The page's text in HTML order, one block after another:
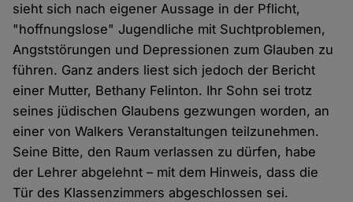
sieht sich nach eigener Aussage in der Pflicht,
"hoffnungslose" Jugendliche mit Suchtproblemen,
Angststörungen und Depressionen zum Glauben zu
führen. Ganz anders liest sich jedoch der Bericht
einer Mutter, Bethany Felinton. Ihr Sohn sei trotz
seines jüdischen Glaubens gezwungen worden, an
einer von Walkers Veranstaltungen teilzunehmen.
Seine Bitte, den Raum verlassen zu dürfen, habe
der Lehrer abgelehnt – mit dem Hinweis, dass die
Tür des Klassenzimmers abgeschlossen sei.